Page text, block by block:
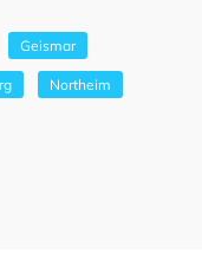
Geismar
Northeim